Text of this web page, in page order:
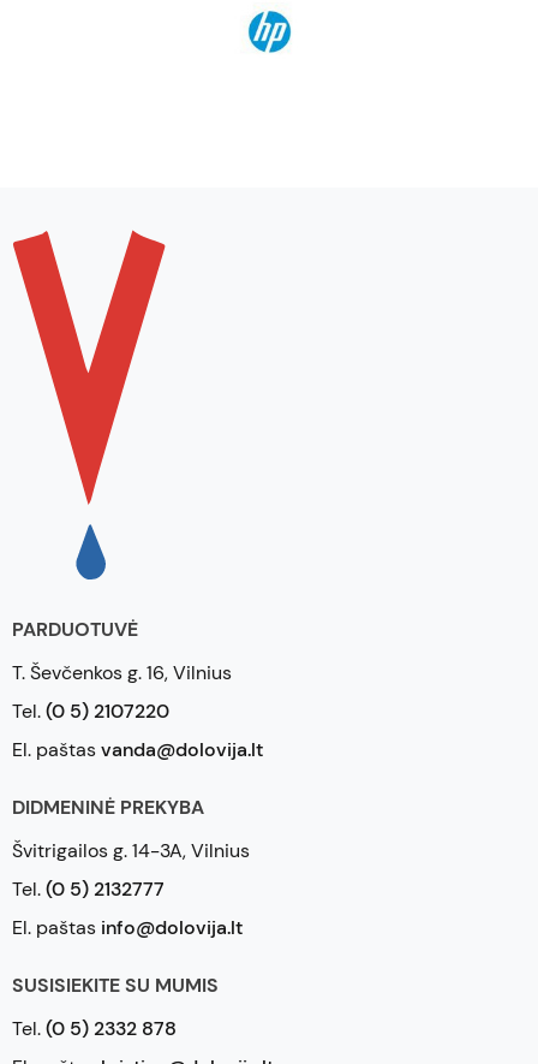
PARDUOTUVĖ
T. Ševčenkos g. 16, Vilnius
Tel.(0 5) 2107220
El. paštasvanda@dolovija.lt
DIDMENINĖ PREKYBA
Švitrigailos g. 14-3A, Vilnius
Tel.(0 5) 2132777
El. paštas info@dolovija.lt
SUSISIEKITE SU MUMIS
Tel.(0 5) 2332 878